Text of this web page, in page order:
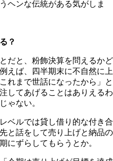
ヘンな伝統がある気がしま
？
だと、粉飾決算を問えるかど
えば、四半期末に不自然に上
れまで世話になったから」と
してあげることはありえるわ
ゃない。
ベルでは貸し借り的な付き合
と話をして売り上げと納品の
にずらしてもらうとか。